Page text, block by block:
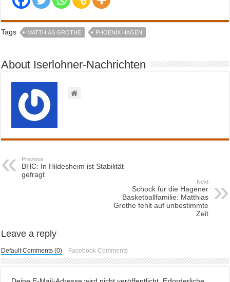
Tags MATTHIAS GROTHE PHOENIX HAGEN
About Iserlohner-Nachrichten
Previous
BHC: In Hildesheim ist Stabilität
gefragt
Next
Schock für die Hagener
Basketballfamilie: Matthias
Grothe fehlt auf unbestimmte
Zeit
Leave a reply
Default Comments (0) Facebook Comments